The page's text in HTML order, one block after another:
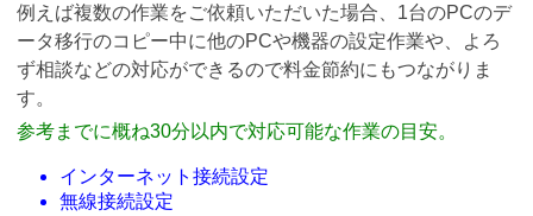
例えば複数の作業をご依頼いただいた場合、1台のPCのデ
ータ移行のコピー中に他のPCや機器の設定作業や、よろ
ず相談などの対応ができるので料金節約にもつながりま
す。
参考までに概ね30分以内で対応可能な作業の目安。
インターネット接続設定
無線接続設定